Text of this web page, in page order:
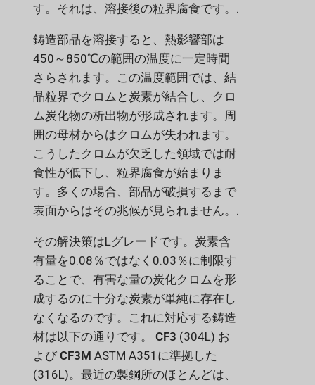
す。それは、溶接後の粒界腐食です。.
鋳造部品を溶接すると、熱影響部は
450～850℃の範囲の温度に一定時間
さらされます。この温度範囲では、結
晶粒界でクロムと炭素が結合し、クロ
ム炭化物の析出物が形成されます。周
囲の母材からはクロムが失われます。
こうしたクロムが欠乏した領域では耐
食性が低下し、粒界腐食が始まりま
す。多くの場合、部品が破損するまで
表面からはその兆候が見られません。.
その解決策はLグレードです。炭素含
有量を0.08％ではなく0.03％に制限す
ることで、有害な量の炭化クロムを形
成するのに十分な炭素が単純に存在し
なくなるのです。これに対応する鋳造
材は以下の通りです。CF3 (304L) お
よびCF3M ASTM A351に準拠した
(316L)。最近の製鋼所のほとんどは、